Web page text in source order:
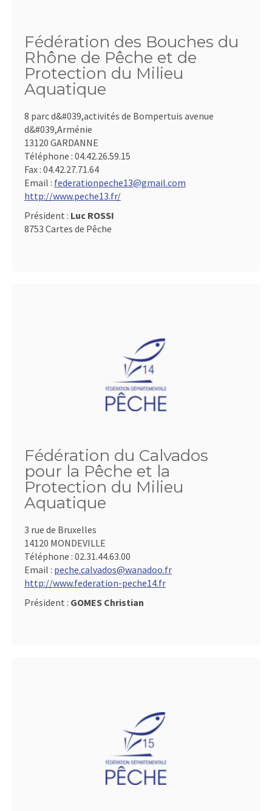
Fédération des Bouches du
Rhône de Pêche et de
Protection du Milieu
Aquatique
8 parc d&#039,activités de Bompertuis avenue
d&#039,Arménie
13120 GARDANNE
Téléphone : 04.42.26.59.15
Fax : 04.42.27.71.64
Email : federationpeche13@gmail.com
http://www.peche13.fr/
Président : Luc ROSSI
8753 Cartes de Pêche
Fédération du Calvados
pour la Pêche et la
Protection du Milieu
Aquatique
3 rue de Bruxelles
14120 MONDEVILLE
Téléphone : 02.31.44.63.00
Email : peche.calvados@wanadoo.fr
http://www.federation-peche14.fr
Président : GOMES Christian